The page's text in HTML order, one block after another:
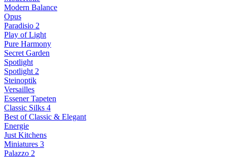
Modern Balance
Opus
Paradisio 2
Play of Light
Pure Harmony
Secret Garden
Spotlight
Spotlight 2
Steinoptik
Versailles
Essener Tapeten
Classic Silks 4
Best of Classic & Elegant
Energie
Just Kitchens
Miniatures 3
Palazzo 2